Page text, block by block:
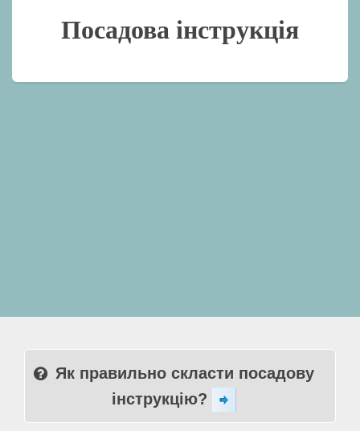
Посадова інструкція
Як правильно скласти посадову
інструкцію?